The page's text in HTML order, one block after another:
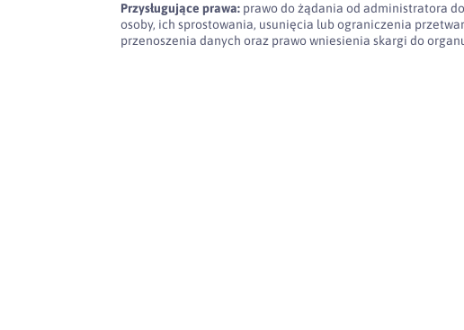
Przysługujące prawa: prawo do żądania od administratora
osoby, ich sprostowania, usunięcia lub ograniczenia
przenoszenia danych oraz prawo wniesienia skargi do